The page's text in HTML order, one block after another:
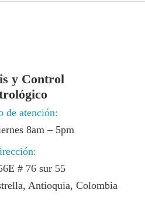
y Control
de atención:
8am – 5pm
# 76 sur 55
Antioquia, Colombia